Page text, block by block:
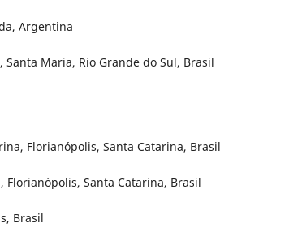
Argentina
Maria, Rio Grande do Sul, Brasil
Florianópolis, Santa Catarina, Brasil
Santa Catarina, Brasil
Brasil